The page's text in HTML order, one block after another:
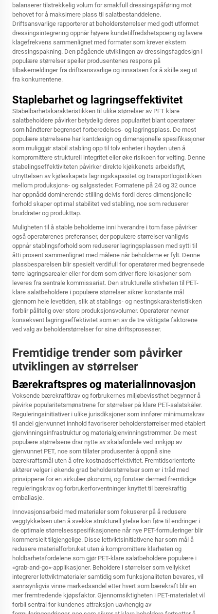
balanserer tilstrekkelig volum for smakfull dressingspåføring mot
behovet for å maksimere plass til salatbestanddelene.
Driftsansvarlige rapporterer at beholderstørrelser med godt utformet
dressingsintegrering oppnår høyere kundetilfredshetspoeng og lavere
klagefrekvens sammenlignet med formater som krever ekstern
dressingspakning. Den pågående utviklingen av dressingsfagdesign i
populære størrelser speiler produsentenes respons på
tilbakemeldinger fra driftsansvarlige og innsatsen for å skille seg ut
fra konkurrentene.
Staplebarhet og lagringseffektivitet
Stabelbarhetskarakteristikken til ulike størrelser av PET klare
salatbeholdere påvirker betydelig deres popularitet blant operatører
som håndterer begrenset forberedelses- og lagringsplass. De mest
populære størrelsene har kantdesign og dimensjonelle spesifikasjoner
som muliggjør stabil stabling opp til tolv enheter i høyden uten å
kompromittere strukturell integritet eller øke risikoen for velting. Denne
stabelingseffektiviteten påvirker direkte kjøkkenets arbeidsflyt,
utnyttelsen av kjøleskapets lagringskapasitet og transportlogistikken
mellom produksjons- og salgssteder. Formatene på 24 og 32 ounce
har oppnådd dominerende stilling delvis fordi deres dimensjonelle
forhold skaper optimal stabilitet ved stabling, noe som reduserer
bruddrater og produkttap.
Muligheten til å stable beholderne inni hverandre i tom fase påvirker
også operatørenes preferanser, der populære størrelser vanligvis
oppnår stablingsforhold som reduserer lagringsplassen med sytti til
åtti prosent sammenlignet med målene når beholderne er fylt. Denne
plassbesparelsen blir spesielt verdifull for operatører med begrensede
tørre lagringsarealer eller for dem som driver flere lokasjoner som
leveres fra sentrale kommissariat. Den strukturelle stivheten til PET-
klare salatbeholdere i populære størrelser sikrer konstante mål
gjennom hele levetiden, slik at stablings- og nestingskarakteristikken
forblir pålitelig over store produksjonsvolumer. Operatører nevner
konsekvent lagringseffektivitet som en av de tre viktigste faktorene
ved valg av beholderstørrelser for sine driftsprosesser.
Fremtidige trender som påvirker
utviklingen av størrelser
Bærekraftspres og materialinnovasjon
Voksende bærekraftkrav og forbrukernes miljøbevissthet begynner å
påvirke popularitetsmønstrene for størrelser på klare PET-salatskåler.
Reguleringsinitiativer i ulike jurisdiksjoner som innfører minimumskrav
til andel gjenvunnet innhold favoriserer beholderstørrelser med etablert
gjenvinningsinfrastruktur og materialgjenvinningstrømmer. De mest
populære størrelsene drar nytte av skalafordele ved innkjøp av
gjenvunnet PET, noe som tillater produsenter å oppnå sine
bærekraftsmål uten å ofre kostnadseffektivitet. Fremtidsorienterte
aktører velger i økende grad beholderstørrelser som er i tråd med
prinsippene for en sirkulær økonomi, og forutser dermed fremtidige
reguleringskrav og forbrukerforventninger knyttet til bærekraftig
emballasje.
Innovasjonsarbeid med materialer som fokuserer på å redusere
veggtykkelsen uten å svekke strukturell ytelse kan føre til endringer i
de optimale størrelsesspesifikasjonene når nye PET-formuleringer blir
kommersielt tilgjengelige. Disse lettviktsinitiativene har som mål å
redusere materialforbruket uten å kompromittere klarheten og
holdbarhetsfordelene som gjør PET-klare salatbeholdere populære i
«grab-and-go»-applikasjoner. Beholdere i størrelser som vellykket
integrerer lettviktmaterialer samtidig som funksjonaliteten bevares, vil
sannsynligvis vinne markedsandel etter hvert som bærekraft blir en
mer fremtredende kjøpsfaktor. Gjennomsiktigheten i PET-materialet vil
forbli sentral for kundenes attraksjon uavhengig av